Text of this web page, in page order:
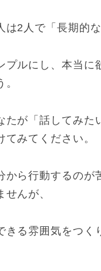
は2人で「長期的
プルにし、本当
たが「話してみ
みてください。
から行動するのが
んが、
きる雰囲気をつ